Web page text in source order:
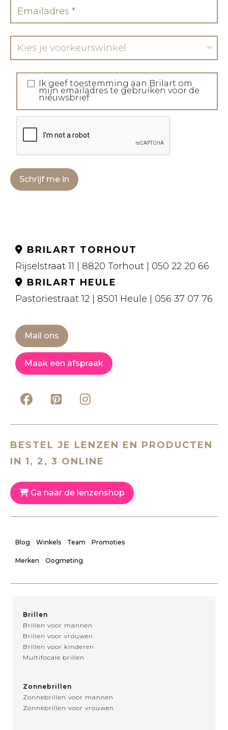
Kies je voorkeurswinkel
Ik geef toestemming aan Brilart om
mijn emailadres te gebruiken voor de
nieuwsbrief
Schrijf me in
BRILART TORHOUT
Rijselstraat 11 | 8820 Torhout | 050 22 20 66
BRILART HEULE
Pastoriestraat 12 | 8501 Heule | 056 37 07 76
Mail ons
Maak een afspraak
BESTEL JE LENZEN EN PRODUCTEN
IN 1, 2, 3 ONLINE
Ga naar de lenzenshop
Blog Winkels Team Promoties
Merken Oogmeting
Brillen
Brillen voor mannen
Brillen voor vrouwen
Brillen voor kinderen
Multifocale brillen
Zonnebrillen
Zonnebrillen voor mannen
Zonnebrillen voor vrouwen